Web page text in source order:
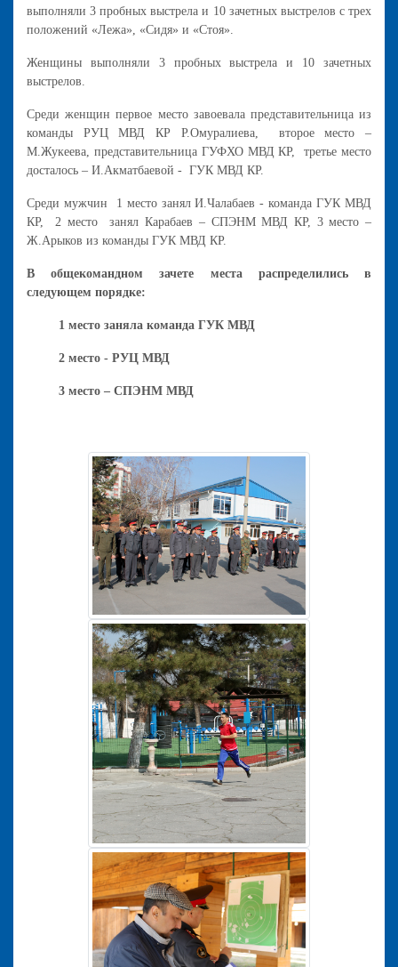
выполняли 3 пробных выстрела и 10 зачетных выстрелов с трех
положений «Лежа», «Сидя» и «Стоя».
Женщины выполняли 3 пробных выстрела и 10 зачетных
выстрелов.
Среди женщин первое место завоевала представительница из
команды РУЦ МВД КР Р.Омуралиева, второе место –
М.Жукеева, представительница ГУФХО МВД КР, третье место
досталось – И.Акматбаевой - ГУК МВД КР.
Среди мужчин 1 место занял И.Чалабаев - команда ГУК МВД
КР, 2 место занял Карабаев – СПЭНМ МВД КР, 3 место –
Ж.Арыков из команды ГУК МВД КР.
В общекомандном зачете места распределились в
следующем порядке:
1 место заняла команда ГУК МВД
2 место - РУЦ МВД
3 место – СПЭНМ МВД